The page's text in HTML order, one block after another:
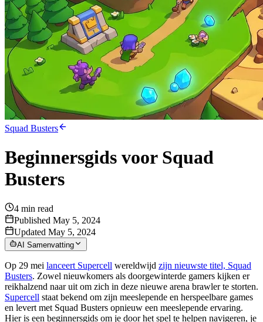
Squad Busters
Beginnersgids voor Squad
Busters
4 min read
Published May 5, 2024
Updated May 5, 2024
AI Samenvatting
Op 29 mei lanceert Supercell wereldwijd zijn nieuwste titel, Squad
Busters. Zowel nieuwkomers als doorgewinterde gamers kijken er
reikhalzend naar uit om zich in deze nieuwe arena brawler te storten.
Supercell staat bekend om zijn meeslepende en herspeelbare games
en levert met Squad Busters opnieuw een meeslepende ervaring.
Hier is een beginnersgids om je door het spel te helpen navigeren, je